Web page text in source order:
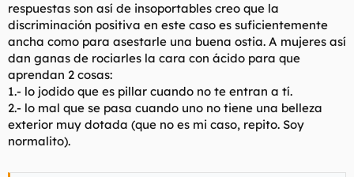
respuestas son así de insoportables creo que la
discriminación positiva en este caso es suficientemente
ancha como para asestarle una buena ostia. A mujeres así
dan ganas de rociarles la cara con ácido para que
aprendan 2 cosas:
1.- lo jodido que es pillar cuando no te entran a tí.
2.- lo mal que se pasa cuando uno no tiene una belleza
exterior muy dotada (que no es mi caso, repito. Soy
normalito).